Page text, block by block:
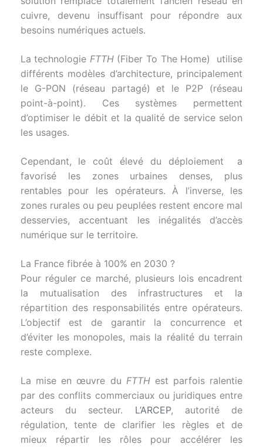
cuivre, devenu insuffisant pour répondre aux
besoins numériques actuels.
La technologie FTTH(Fiber To The Home) utilise
différents modèles d’architecture, principalement
le G-PON (réseau partagé) et le P2P (réseau
point-à-point). Ces systèmes permettent
d’optimiser le débit et la qualité de service selon
les usages.
Cependant, le coût élevé du déploiement a
favorisé les zones urbaines denses, plus
rentables pour les opérateurs. À l’inverse, les
zones rurales ou peu peuplées restent encore mal
desservies, accentuant les inégalités d’accès
numérique sur le territoire.
La France fibrée à 100% en 2030 ?
Pour réguler ce marché, plusieurs lois encadrent
la mutualisation des infrastructures et la
répartition des responsabilités entre opérateurs.
L’objectif est de garantir la concurrence et
d’éviter les monopoles, mais la réalité du terrain
reste complexe.
La mise en œuvre du FTTHest parfois ralentie
par des conflits commerciaux ou juridiques entre
acteurs du secteur. L’ARCEP, autorité de
régulation, tente de clarifier les règles et de
mieux répartir les rôles pour accélérer les